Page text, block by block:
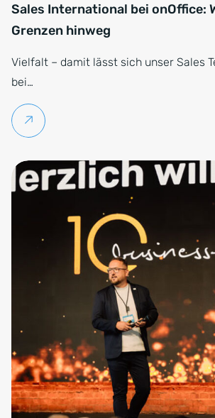
Sales International bei onOffice:
Grenzen hinweg
Vielfalt – damit lässt sich unser Sales
bei…
Weiterlesen